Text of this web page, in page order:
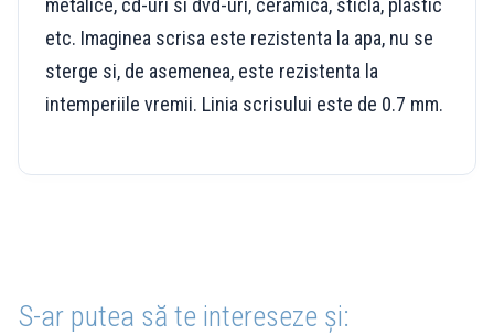
metalice, cd-uri si dvd-uri, ceramica, sticla, plastic
etc. Imaginea scrisa este rezistenta la apa, nu se
sterge si, de asemenea, este rezistenta la
intemperiile vremii. Linia scrisului este de 0.7 mm.
S-ar putea să te intereseze și: